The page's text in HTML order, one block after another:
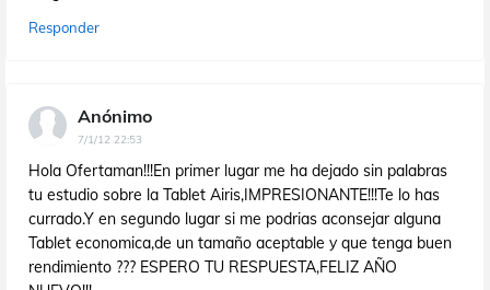
Responder
Anónimo
7/1/12 22:53
Hola Ofertaman!!!En primer lugar me ha dejado sin palabras
tu estudio sobre la Tablet Airis,IMPRESIONANTE!!!Te lo has
currado.Y en segundo lugar si me podrias aconsejar alguna
Tablet economica,de un tamaño aceptable y que tenga buen
rendimiento ??? ESPERO TU RESPUESTA,FELIZ AÑO